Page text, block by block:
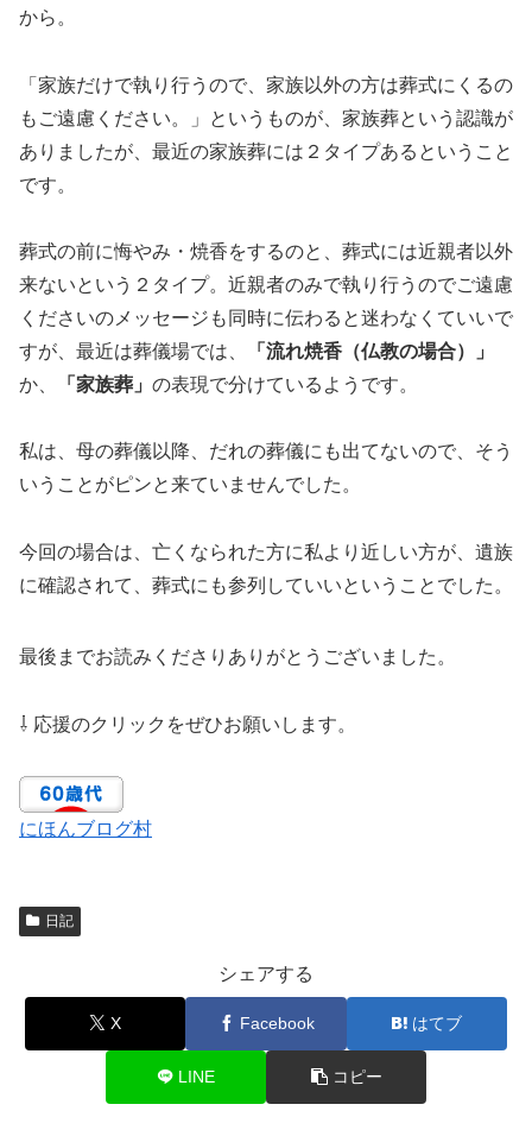
から。
「家族だけで執り行うので、家族以外の方は葬式にくるの
もご遠慮ください。」というものが、家族葬という認識が
ありましたが、最近の家族葬には２タイプあるということ
です。
葬式の前に悔やみ・焼香をするのと、葬式には近親者以外
来ないという２タイプ。近親者のみで執り行うのでご遠慮
くださいのメッセージも同時に伝わると迷わなくていいで
すが、最近は葬儀場では、
「流れ焼香（仏教の場合）」
か、
「家族葬」 の表現で分けているようです。
私は、母の葬儀以降、だれの葬儀にも出てないので、そう
いうことがピンと来ていませんでした。
今回の場合は、亡くなられた方に私より近しい方が、遺族
に確認されて、葬式にも参列していいということでした。
最後までお読みくださりありがとうございました。
⇩ 応援のクリックをぜひお願いします。
にほんブログ村
日記
シェアする
X Facebook はてブ
LINE コピー